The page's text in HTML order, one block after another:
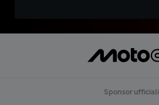
Sponsor ufficiali